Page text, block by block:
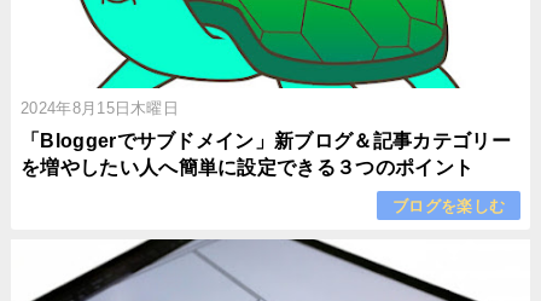
2024年8月15日木曜日
「Bloggerでサブドメイン」新ブログ＆記事カテゴリー
を増やしたい人へ簡単に設定できる３つのポイント
ブログを楽しむ